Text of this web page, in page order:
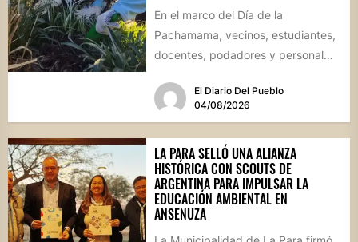
En el marco del Día de la
Pachamama, vecinos, estudiantes,
docentes, podadores y personal
de...
El Diario Del Pueblo
04/08/2026
LA PARA SELLÓ UNA ALIANZA
HISTÓRICA CON SCOUTS DE
ARGENTINA PARA IMPULSAR LA
EDUCACIÓN AMBIENTAL EN
ANSENUZA